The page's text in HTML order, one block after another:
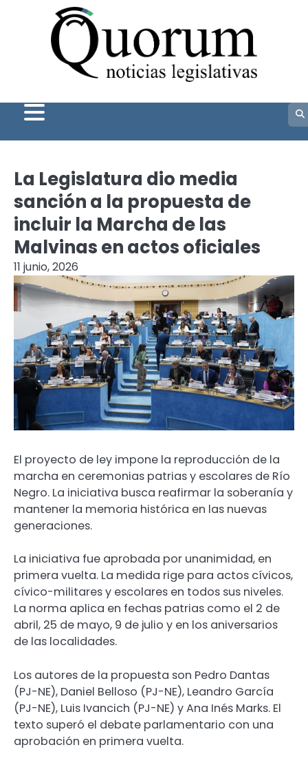
La Legislatura dio media
sanción a la propuesta de
incluir la Marcha de las
Malvinas en actos oficiales
11 junio, 2026
El proyecto de ley impone la reproducción de la
marcha en ceremonias patrias y escolares de Río
Negro. La iniciativa busca reafirmar la soberanía y
mantener la memoria histórica en las nuevas
generaciones.
La iniciativa fue aprobada por unanimidad, en
primera vuelta. La medida rige para actos cívicos,
cívico-militares y escolares en todos sus niveles.
La norma aplica en fechas patrias como el 2 de
abril, 25 de mayo, 9 de julio y en los aniversarios
de las localidades.
Los autores de la propuesta son Pedro Dantas
(PJ-NE), Daniel Belloso (PJ-NE), Leandro García
(PJ-NE), Luis Ivancich (PJ-NE) y Ana Inés Marks. El
texto superó el debate parlamentario con una
aprobación en primera vuelta.